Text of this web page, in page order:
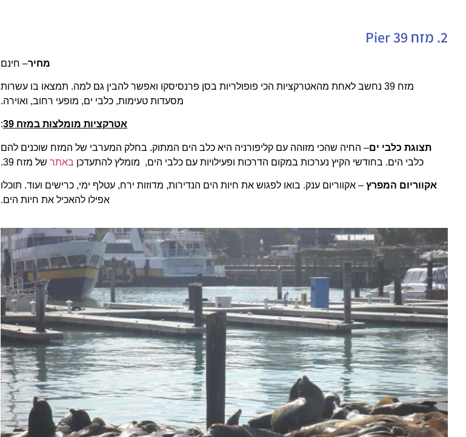
2. מזח 39 Pier
מחיר– חינם
מזח 39 נחשב לאחת מהאטרקציות הכי פופולריות בסן פרנסיסקו ואפשר להבין גם למה. תמצאו בו עשרות
מסעדות טעימות, כלבי ים, מופעי רחוב, ואוירה.
אטרקציות מומלצות במזח 39 :
תצוגת כלבי ים– החיה שהכי מזוהה עם קליפורניה היא כלב הים המתוק. בחלק המערבי של המזח שוכנים להם
כלבי הים. בחודשי הקיץ נערכות במקום הדרכות ופעילויות עם כלבי הים, מומלץ להתעדכן באתר של מזח 39.
אקווריום המפרץ – אקווריום ענק. בואו לפגוש את חיות הים הנדירות, מדוזות ירח, עטלף ימי, כרישים ועוד. תוכלו
אפילו להאכיל את חיות הים.